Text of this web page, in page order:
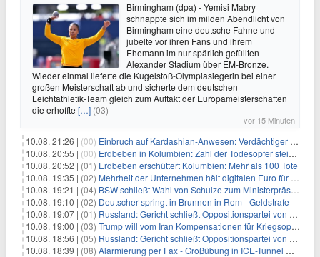
Birmingham (dpa) - Yemisi Mabry
schnappte sich im milden Abendlicht von
Birmingham eine deutsche Fahne und
jubelte vor ihren Fans und ihrem
Ehemann im nur spärlich gefüllten
Alexander Stadium über EM-Bronze.
Wieder einmal lieferte die Kugelstoß-Olympiasiegerin bei einer
großen Meisterschaft ab und sicherte dem deutschen
Leichtathletik-Team gleich zum Auftakt der Europameisterschaften
die erhoffte […] (03)
vor 15 Minuten
10.08. 21:26 | (00) Einbruch auf Kardashian-Anwesen: Verdächtiger festgenommen
10.08. 20:55 | (00) Erdbeben in Kolumbien: Zahl der Todesopfer steigt auf über 100
10.08. 20:52 | (01) Erdbeben erschüttert Kolumbien: Mehr als 100 Tote
10.08. 19:35 | (02) Mehrheit der Unternehmen hält digitalen Euro für überflüssig
10.08. 19:21 | (04) BSW schließt Wahl von Schulze zum Ministerpräsidenten aus
10.08. 19:10 | (02) Deutscher springt in Brunnen in Rom - Geldstrafe
10.08. 19:07 | (01) Russland: Gericht schließt Oppositionspartei von Parlamentswahl aus
10.08. 19:00 | (03) Trump will vom Iran Kompensationen für Kriegsopfer verlangen
10.08. 18:56 | (05) Russland: Gericht schließt Oppositionspartei von Wahl aus
10.08. 18:39 | (08) Alarmierung per Fax - Großübung in ICE-Tunnel mit Problemen